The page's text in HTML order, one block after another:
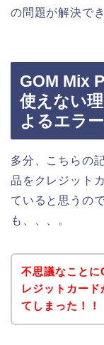
の問題が解決で
GOM Mix
使えない
よるエラー
多分、こちらの
品をクレジット
ていると思うの
も、、、。
不思議なこと
レジットカー
てしまった！！